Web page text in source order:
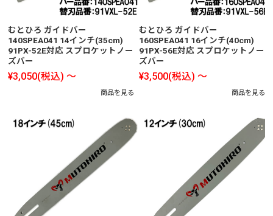
むとひろ ガイドバー
140SPEA041 14インチ(35cm)
91PX-52E対応 スプロケットノー
ズバー
¥3,050(税込) ～
商品を見る
むとひろ ガイドバー
160SPEA041 16インチ(40cm)
91PX-56E対応 スプロケットノー
ズバー
¥3,500(税込) ～
商品を見る